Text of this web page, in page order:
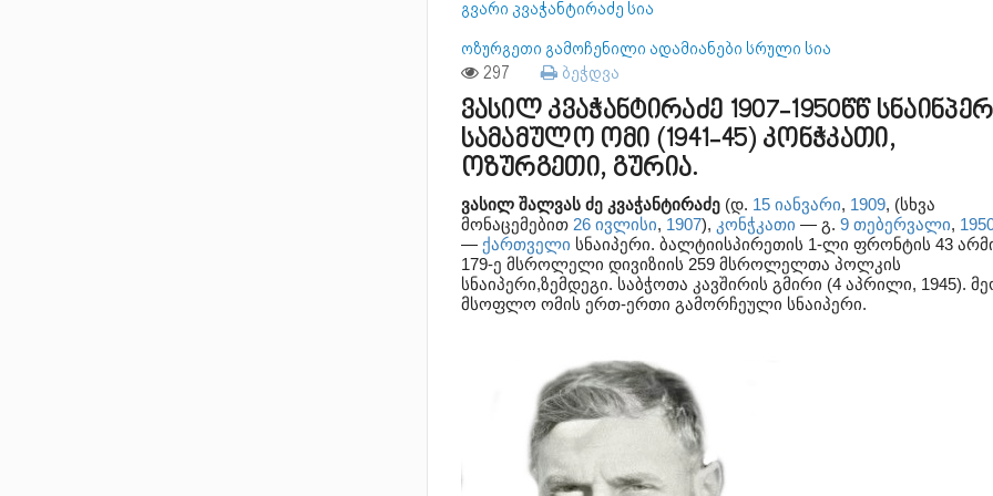
გვარი კვაჭანტირაძე სია
ოზურგეთი გამოჩენილი ადამიანები სრული სია
297 ბეჭდვა
ვასილ კვაჭანტირაძე 1907-1950წწ
სამამულო ომი (1941-45) კონჭკათი,
ოზურგეთი, გურია.
ვასილ შალვას ძე კვაჭანტირაძე(დ. 15 იანვარი, 1909, (სხვა
მონაცემებით 26 ივლისი, 1907), კონჭკათი — გ. 9 თებერვალი,
— ქართველი სნაიპერი. ბალტიისპირეთის 1-ლი ფრონტის 43
179-ე მსროლელი დივიზიის 259 მსროლელთა პოლკის
სნაიპერი,ზემდეგი. საბჭოთა კავშირის გმირი (4 აპრილი, 1945).
მსოფლო ომის ერთ-ერთი გამორჩეული სნაიპერი.